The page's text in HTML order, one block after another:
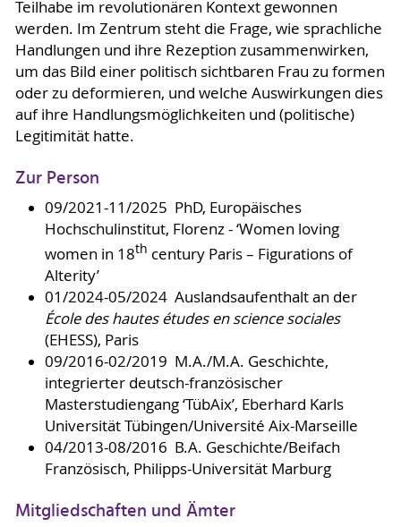
Teilhabe im revolutionären Kontext gewonnen
werden. Im Zentrum steht die Frage, wie sprachliche
Handlungen und ihre Rezeption zusammenwirken,
um das Bild einer politisch sichtbaren Frau zu formen
oder zu deformieren, und welche Auswirkungen dies
auf ihre Handlungsmöglichkeiten und (politische)
Legitimität hatte.
Zur Person
09/2021-11/2025 PhD, Europäisches
Hochschulinstitut, Florenz - ‘Women loving
women in 18th century Paris – Figurations of
Alterity’
01/2024-05/2024 Auslandsaufenthalt an der
École des hautes études en science sociales
(EHESS), Paris
09/2016-02/2019 M.A./M.A. Geschichte,
integrierter deutsch-französischer
Masterstudiengang ‘TübAix’, Eberhard Karls
Universität Tübingen/Université Aix-Marseille
04/2013-08/2016 B.A. Geschichte/Beifach
Französisch, Philipps-Universität Marburg
Mitgliedschaften und Ämter